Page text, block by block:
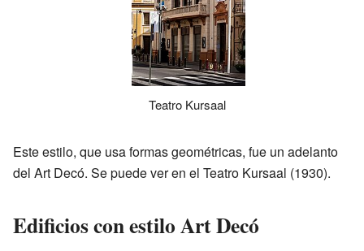
Teatro Kursaal
Este estilo, que usa formas geométricas, fue un adelanto
del Art Decó. Se puede ver en el Teatro Kursaal (1930).
Edificios con estilo Art Decó